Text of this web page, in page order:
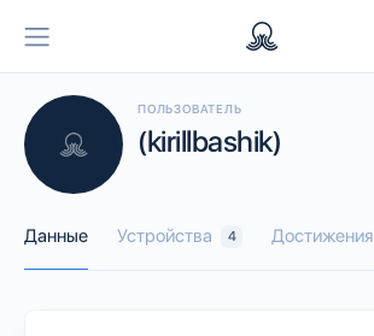
ПОЛЬЗОВАТЕЛЬ
(kirillbashik)
Данные Устройства 4 Достижения